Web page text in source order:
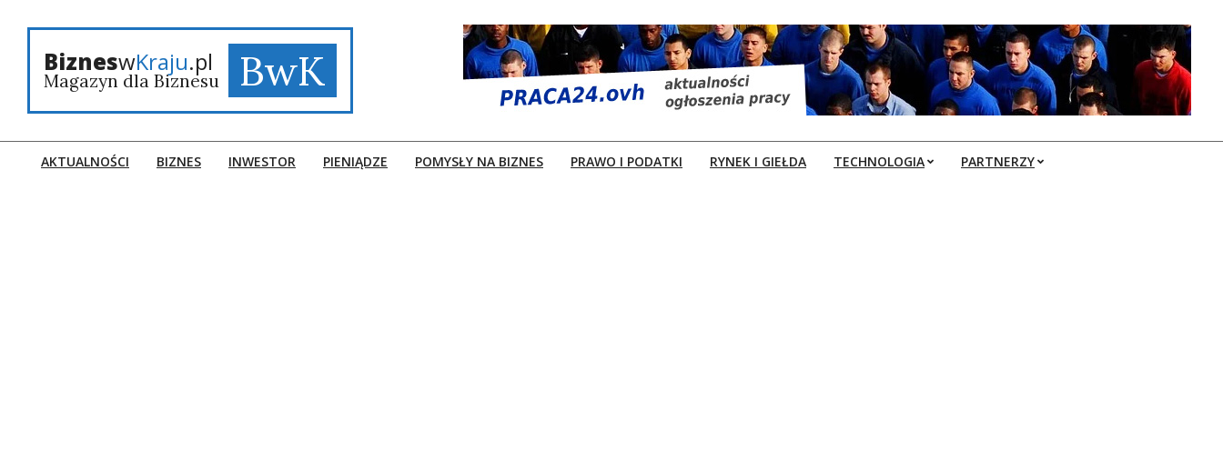
contentBizneswKraju.pl
Magazyn dla Biznesu BwK
Primary
AKTUALNOŚCI BIZNES INWESTOR PIENIĄDZE POMYSŁY NA BIZNES PRAWO I PODATKI RYNEK I GIEŁDA TECHNOLOGIA PARTNERZY